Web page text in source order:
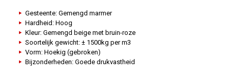
Gesteente: Gemengd marmer
Hardheid: Hoog
Kleur: Gemengd beige met bruin-roze
Soortelijk gewicht: ± 1500kg per m3
Vorm: Hoekig (gebroken)
Bijzonderheden: Goede drukvastheid